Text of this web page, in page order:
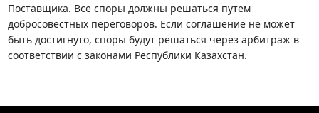
Поставщика. Все споры должны решаться путем
добросовестных переговоров. Если соглашение не может
быть достигнуто, споры будут решаться через арбитраж в
соответствии с законами Республики Казахстан.